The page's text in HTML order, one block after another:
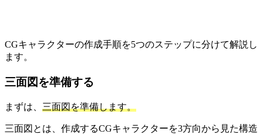
CGキャラクターの作成手順を5つのステップに分けて解説し
ます。
三面図を準備する
まずは、 三面図を準備します。
三面図とは、作成するCGキャラクターを3方向から見た構造